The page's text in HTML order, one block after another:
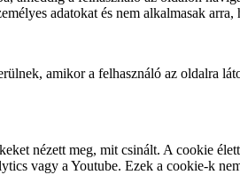
adatokat és nem alkalmasak arra,
amikor a felhasználó az oldalra
nézett meg, mit csinált. A cookie
vagy a Youtube. Ezek a cookie-k